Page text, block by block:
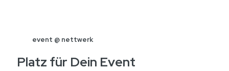
event @ nettwerk
Platz für Dein Event